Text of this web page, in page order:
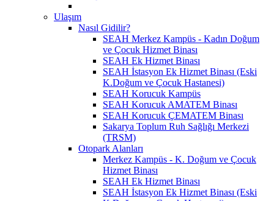
Ulaşım
Nasıl Gidilir?
SEAH Merkez Kampüs - Kadın Doğum
ve Çocuk Hizmet Binası
SEAH Ek Hizmet Binası
SEAH İstasyon Ek Hizmet Binası (Eski
K.Doğum ve Çocuk Hastanesi)
SEAH Korucuk Kampüs
SEAH Korucuk AMATEM Binası
SEAH Korucuk ÇEMATEM Binası
Sakarya Toplum Ruh Sağlığı Merkezi
(TRSM)
Otopark Alanları
Merkez Kampüs - K. Doğum ve Çocuk
Hizmet Binası
SEAH Ek Hizmet Binası
SEAH İstasyon Ek Hizmet Binası (Eski